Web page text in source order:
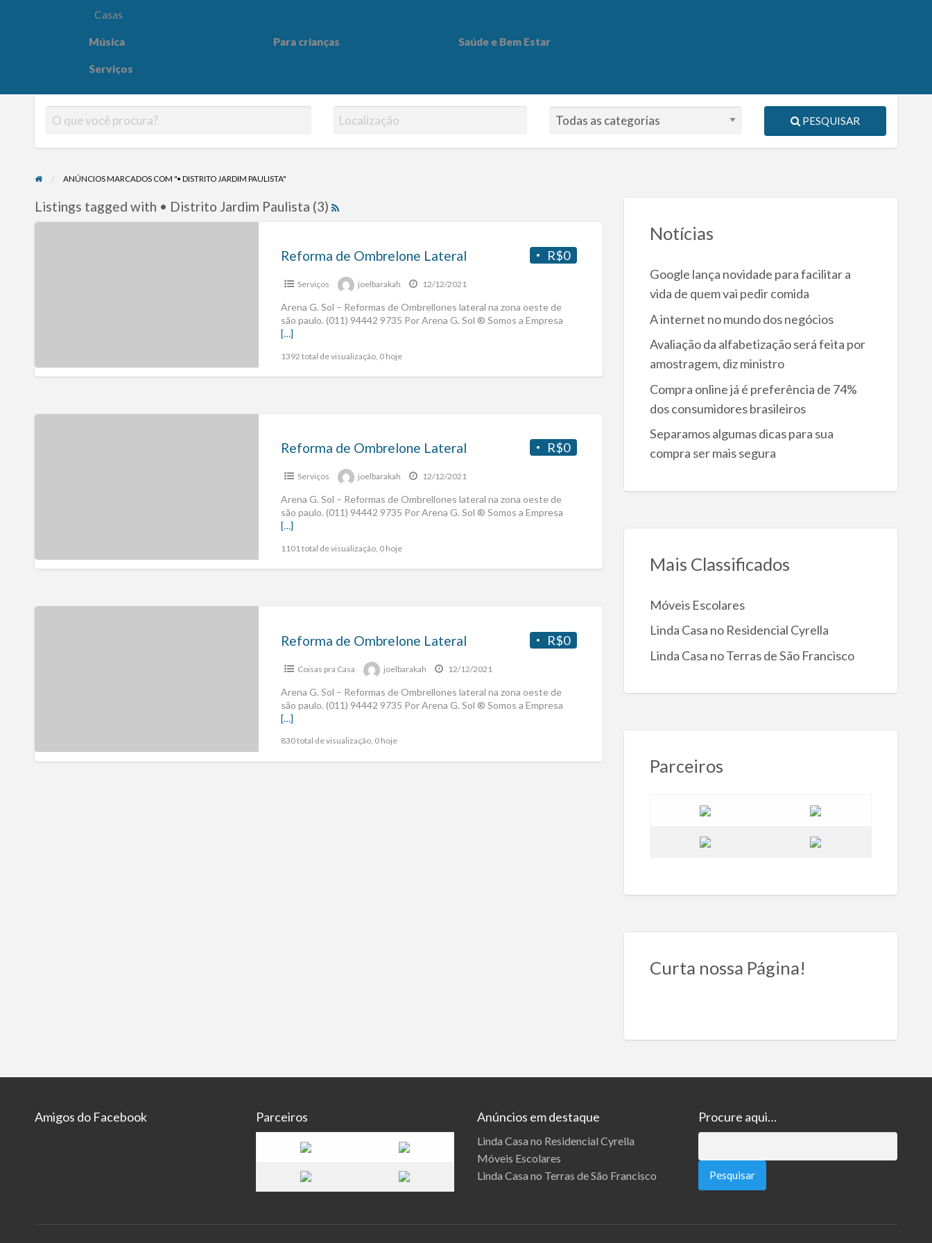
Casas
Música Para crianças Saúde e Bem Estar
Serviços
PESQUISAR
ANÚNCIOS MARCADOS COM "• DISTRITO JARDIM PAULISTA"
Listings tagged with • Distrito Jardim Paulista (3)
R$0
Reforma de Ombrelone Lateral
Serviços joelbarakah 12/12/2021
Arena G. Sol – Reformas de Ombrellones lateral na zona oeste de
são paulo. (011) 94442 9735 Por Arena G. Sol ® Somos a Empresa
[…]
1392 total de visualização, 0 hoje
R$0
Reforma de Ombrelone Lateral
Serviços joelbarakah 12/12/2021
Arena G. Sol – Reformas de Ombrellones lateral na zona oeste de
são paulo. (011) 94442 9735 Por Arena G. Sol ® Somos a Empresa
[…]
1101 total de visualização, 0 hoje
R$0
Reforma de Ombrelone Lateral
Coisas pra Casa joelbarakah 12/12/2021
Arena G. Sol – Reformas de Ombrellones lateral na zona oeste de
são paulo. (011) 94442 9735 Por Arena G. Sol ® Somos a Empresa
[…]
830 total de visualização, 0 hoje
Notícias
Google lança novidade para facilitar a
vida de quem vai pedir comida
A internet no mundo dos negócios
Avaliação da alfabetização será feita por
amostragem, diz ministro
Compra online já é preferência de 74%
dos consumidores brasileiros
Separamos algumas dicas para sua
compra ser mais segura
Mais Classificados
Móveis Escolares
Linda Casa no Residencial Cyrella
Linda Casa no Terras de São Francisco
Parceiros
Curta nossa Página!
Amigos do Facebook Parceiros Anúncios em destaque
Linda Casa no Residencial Cyrella
Móveis Escolares
Linda Casa no Terras de São Francisco
Procure aqui…
por: